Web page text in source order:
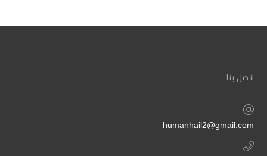
اتصل بنا
humanhail2@gmail.com